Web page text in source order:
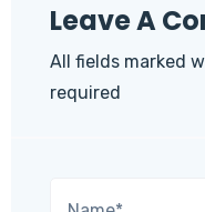
Leave A
All fields marked
required